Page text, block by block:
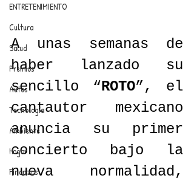
ENTRETENIMIENTO
Cultura
Salud
Premios
Autos
Tecnología
Ambiente
Hogar
Finanzas
A unas semanas de
haber lanzado su
sencillo “ROTO”, el
cantautor mexicano
anuncia su primer
concierto bajo la
nueva normalidad,